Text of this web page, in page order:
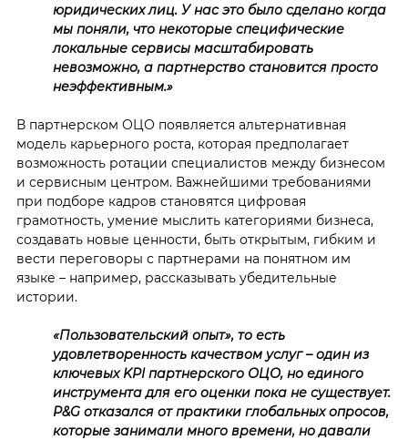
юридических лиц. У нас это было сделано когда
мы поняли, что некоторые специфические
локальные сервисы масштабировать
невозможно, а партнерство становится просто
неэффективным.»
В партнерском ОЦО появляется альтернативная
модель карьерного роста, которая предполагает
возможность ротации специалистов между бизнесом
и сервисным центром. Важнейшими требованиями
при подборе кадров становятся цифровая
грамотность, умение мыслить категориями бизнеса,
создавать новые ценности, быть открытым, гибким и
вести переговоры с партнерами на понятном им
языке – например, рассказывать убедительные
истории.
«Пользовательский опыт», то есть
удовлетворенность качеством услуг – один из
ключевых KPI партнерского ОЦО, но единого
инструмента для его оценки пока не существует.
P&G отказался от практики глобальных опросов,
которые занимали много времени, но давали